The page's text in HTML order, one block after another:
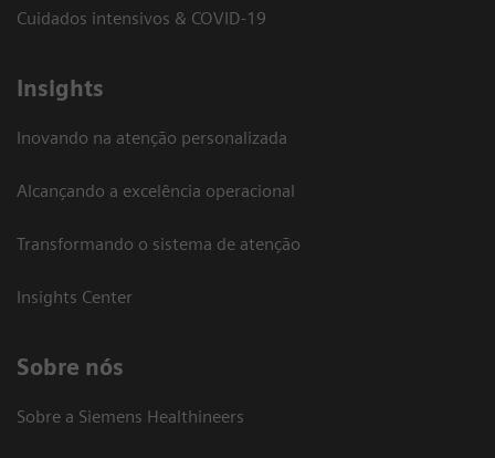
Cuidados intensivos & COVID-19
Insights
Inovando na atenção personalizada
Alcançando a excelência operacional
Transformando o sistema de atenção
Insights Center
Sobre nós
Sobre a Siemens Healthineers